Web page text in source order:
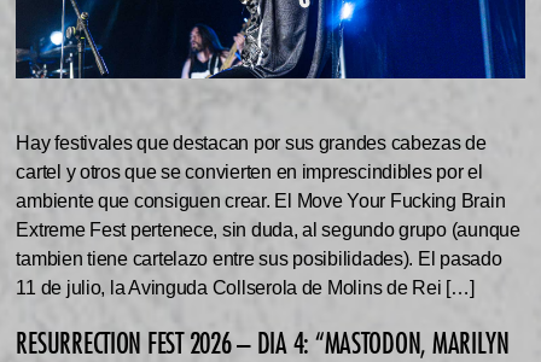
Hay festivales que destacan por sus grandes cabezas de
cartel y otros que se convierten en imprescindibles por el
ambiente que consiguen crear. El Move Your Fucking Brain
Extreme Fest pertenece, sin duda, al segundo grupo (aunque
tambien tiene cartelazo entre sus posibilidades). El pasado
11 de julio, la Avinguda Collserola de Molins de Rei […]
RESURRECTION FEST 2026 – DIA 4: “MASTODON, MARILYN